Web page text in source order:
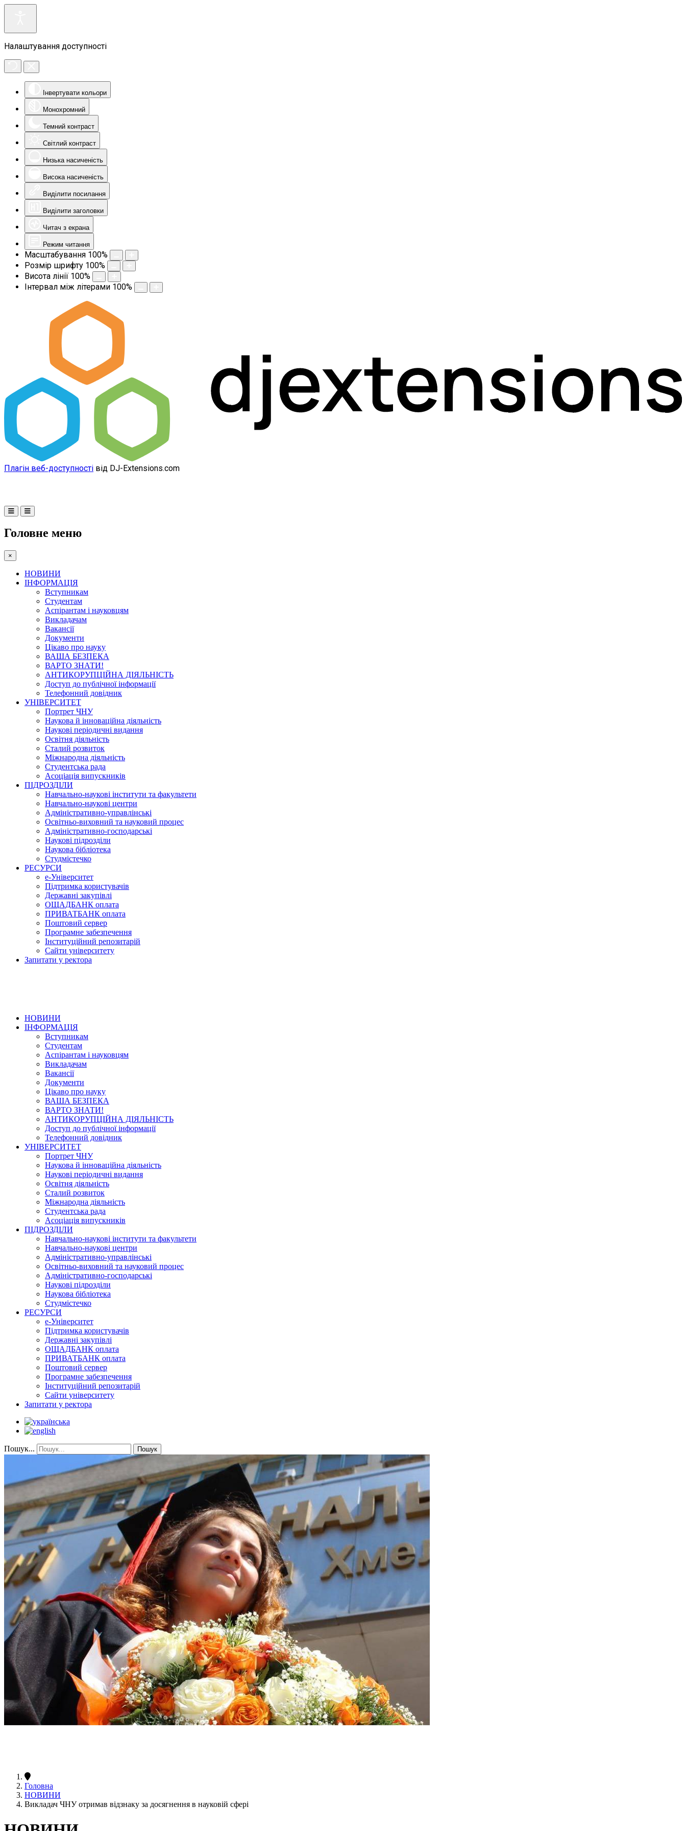
Налаштування доступності
Інвертувати кольори
Монохромний
Темний контраст
Світлий контраст
Низька насиченість
Висока насиченість
Виділити посилання
Виділити заголовки
Читач з екрана
Режим читання
Масштабування 100%
Розмір шрифту 100%
Висота лінії 100%
Інтервал між літерами 100%
Плагін веб-доступності від DJ-Extensions.com
Головне меню
×
НОВИНИ
ІНФОРМАЦІЯ
Вступникам
Студентам
Аспірантам і науковцям
Викладачам
Вакансії
Документи
Цікаво про науку
ВАША БЕЗПЕКА
ВАРТО ЗНАТИ!
АНТИКОРУПЦІЙНА ДІЯЛЬНІСТЬ
Доступ до публічної інформації
Телефонний довідник
УНІВЕРСИТЕТ
Портрет ЧНУ
Наукова й інноваційна діяльність
Наукові періодичні видання
Освітня діяльність
Сталий розвиток
Міжнародна діяльність
Студентська рада
Асоціація випускників
ПІДРОЗДІЛИ
Навчально-наукові інститути та факультети
Навчально-наукові центри
Адміністративно-управлінські
Освітньо-виховний та науковий процес
Адміністративно-господарські
Наукові підрозділи
Наукова бібліотека
Студмістечко
РЕСУРСИ
е-Університет
Підтримка користувачів
Державні закупівлі
ОЩАДБАНК оплата
ПРИВАТБАНК оплата
Поштовий сервер
Програмне забезпечення
Інституційний репозитарій
Сайти університету
Запитати у ректора
НОВИНИ
ІНФОРМАЦІЯ
Вступникам
Студентам
Аспірантам і науковцям
Викладачам
Вакансії
Документи
Цікаво про науку
ВАША БЕЗПЕКА
ВАРТО ЗНАТИ!
АНТИКОРУПЦІЙНА ДІЯЛЬНІСТЬ
Доступ до публічної інформації
Телефонний довідник
УНІВЕРСИТЕТ
Портрет ЧНУ
Наукова й інноваційна діяльність
Наукові періодичні видання
Освітня діяльність
Сталий розвиток
Міжнародна діяльність
Студентська рада
Асоціація випускників
ПІДРОЗДІЛИ
Навчально-наукові інститути та факультети
Навчально-наукові центри
Адміністративно-управлінські
Освітньо-виховний та науковий процес
Адміністративно-господарські
Наукові підрозділи
Наукова бібліотека
Студмістечко
РЕСУРСИ
е-Університет
Підтримка користувачів
Державні закупівлі
ОЩАДБАНК оплата
ПРИВАТБАНК оплата
Поштовий сервер
Програмне забезпечення
Інституційний репозитарій
Сайти університету
Запитати у ректора
Пошук... Пошук
Головна
НОВИНИ
Викладач ЧНУ отримав відзнаку за досягнення в науковій сфері